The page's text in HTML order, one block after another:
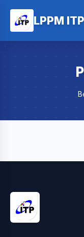
LPPM ITP